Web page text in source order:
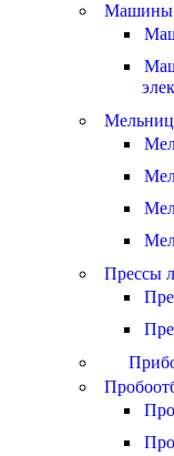
Машины
Прессы